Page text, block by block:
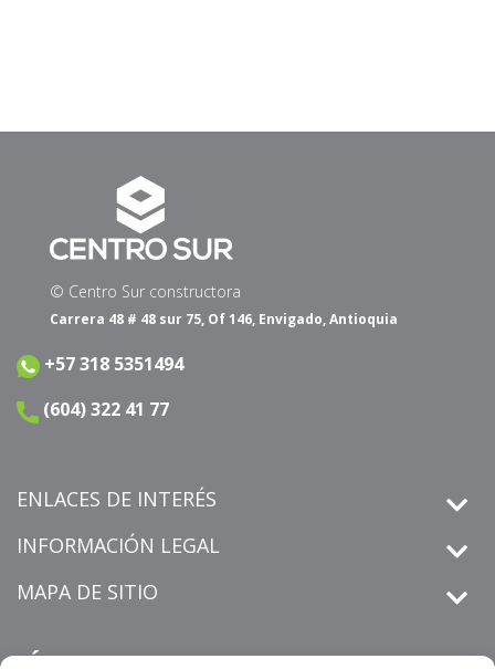
© Centro Sur constructora
Carrera 48 # 48 sur 75, Of 146, Envigado, Antioquia
+57 318 5351494
(604) 322 41 77
ENLACES DE INTERÉS
INFORMACIÓN LEGAL
MAPA DE SITIO